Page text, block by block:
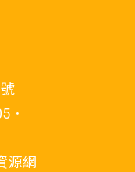
．
源網